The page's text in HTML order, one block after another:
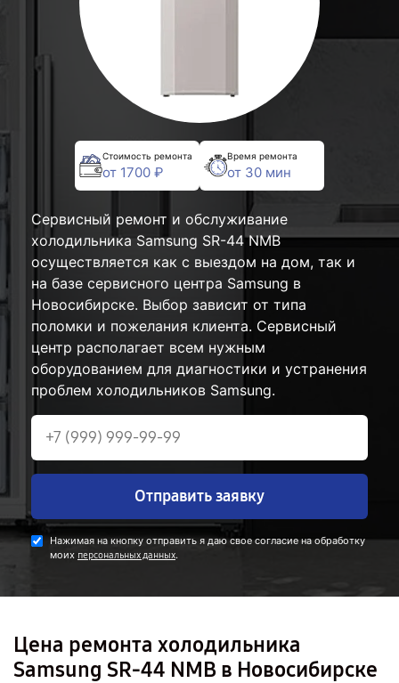
Стоимость ремонта
от 1700 ₽
Время ремонта
от 30 мин
Сервисный ремонт и обслуживание
холодильника Samsung SR-44 NMB
осуществляется как с выездом на дом, так и
на базе сервисного центра Samsung в
Новосибирске. Выбор зависит от типа
поломки и пожелания клиента. Сервисный
центр располагает всем нужным
оборудованием для диагностики и устранения
проблем холодильников Samsung.
Отправить заявку
Нажимая на кнопку отправить я даю свое согласие на обработку
моих персональных данных.
Цена ремонта холодильника
Samsung SR-44 NMB в Новосибирске